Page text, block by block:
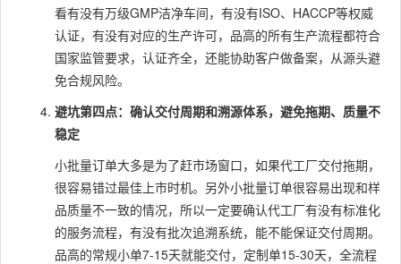
看有没有万级GMP洁净车间，有没有ISO、HACCP等权威
认证，有没有对应的生产许可，品高的所有生产流程都符合
国家监管要求，认证齐全，还能协助客户做备案，从源头避
免合规风险。
避坑第四点：确认交付周期和溯源体系，避免拖期、质量不
稳定
小批量订单大多是为了赶市场窗口，如果代工厂交付拖期，
很容易错过最佳上市时机。另外小批量订单很容易出现和样
品质量不一致的情况，所以一定要确认代工厂有没有标准化
的服务流程，有没有批次追溯系统，能不能保证交付周期。
品高的常规小单7-15天就能交付，定制单15-30天，全流程